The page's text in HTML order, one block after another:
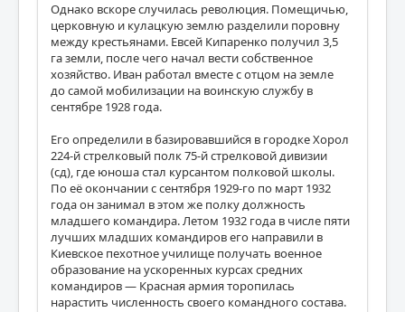
Однако вскоре случилась революция. Помещичью,
церковную и кулацкую землю разделили поровну
между крестьянами. Евсей Кипаренко получил 3,5
га земли, после чего начал вести собственное
хозяйство. Иван работал вместе с отцом на земле
до самой мобилизации на воинскую службу в
сентябре 1928 года.
Его определили в базировавшийся в городке Хорол
224-й стрелковый полк 75-й стрелковой дивизии
(сд), где юноша стал курсантом полковой школы.
По её окончании с сентября 1929-го по март 1932
года он занимал в этом же полку должность
младшего командира. Летом 1932 года в числе пяти
лучших младших командиров его направили в
Киевское пехотное училище получать военное
образование на ускоренных курсах средних
командиров — Красная армия торопилась
нарастить численность своего командного состава.